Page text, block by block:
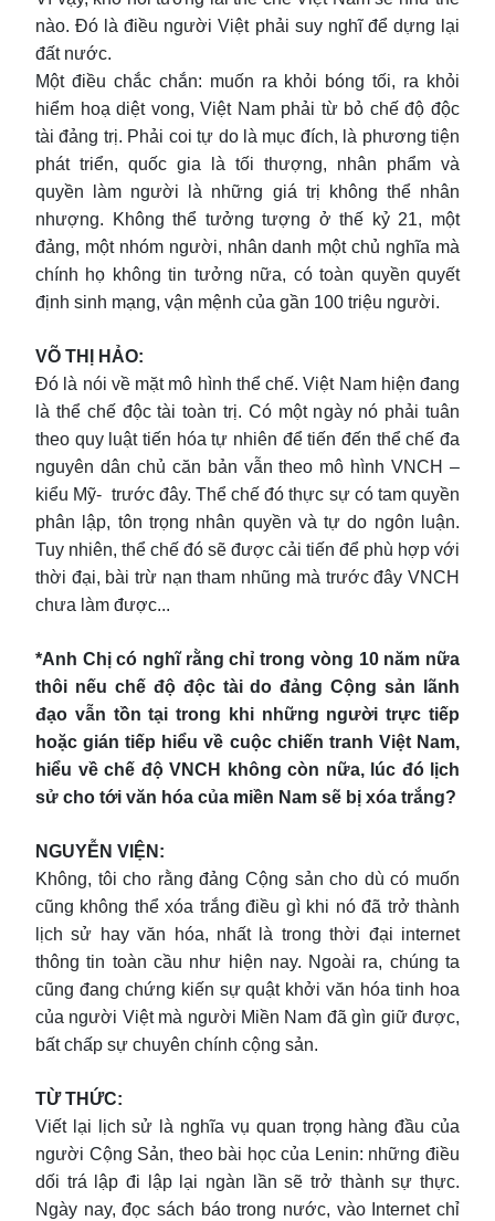
nào. Đó là điều người Việt phải suy nghĩ để dựng lại
đất nước.
Một điều chắc chắn: muốn ra khỏi bóng tối, ra khỏi
hiểm hoạ diệt vong, Việt Nam phải từ bỏ chế độ độc
tài đảng trị. Phải coi tự do là mục đích, là phương tiện
phát triển, quốc gia là tối thượng, nhân phẩm và
quyền làm người là những giá trị không thể nhân
nhượng. Không thể tưởng tượng ở thế kỷ 21, một
đảng, một nhóm người, nhân danh một chủ nghĩa mà
chính họ không tin tưởng nữa, có toàn quyền quyết
định sinh mạng, vận mệnh của gần 100 triệu người.
VÕ THỊ HẢO:
Đó là nói về mặt mô hình thể chế. Việt Nam hiện đang
là thể chế độc tài toàn trị. Có một ngày nó phải tuân
theo quy luật tiến hóa tự nhiên để tiến đến thể chế đa
nguyên dân chủ căn bản vẫn theo mô hình VNCH –
kiểu Mỹ- trước đây. Thể chế đó thực sự có tam quyền
phân lập, tôn trọng nhân quyền và tự do ngôn luận.
Tuy nhiên, thể chế đó sẽ được cải tiến để phù hợp với
thời đại, bài trừ nạn tham nhũng mà trước đây VNCH
chưa làm được...
*Anh Chị có nghĩ rằng chỉ trong vòng 10 năm nữa
thôi nếu chế độ độc tài do đảng Cộng sản lãnh
đạo vẫn tồn tại trong khi những người trực tiếp
hoặc gián tiếp hiểu về cuộc chiến tranh Việt Nam,
hiểu về chế độ VNCH không còn nữa, lúc đó lịch
sử cho tới văn hóa của miền Nam sẽ bị xóa trắng?
NGUYỄN VIỆN:
Không, tôi cho rằng đảng Cộng sản cho dù có muốn
cũng không thể xóa trắng điều gì khi nó đã trở thành
lịch sử hay văn hóa, nhất là trong thời đại internet
thông tin toàn cầu như hiện nay. Ngoài ra, chúng ta
cũng đang chứng kiến sự quật khởi văn hóa tinh hoa
của người Việt mà người Miền Nam đã gìn giữ được,
bất chấp sự chuyên chính cộng sản.
TỪ THỨC:
Viết lại lịch sử là nghĩa vụ quan trọng hàng đầu của
người Cộng Sản, theo bài học của Lenin: những điều
dối trá lập đi lập lại ngàn lần sẽ trở thành sự thực.
Ngày nay, đọc sách báo trong nước, vào Internet chỉ